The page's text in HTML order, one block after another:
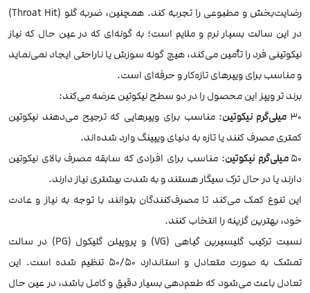
رضایت‌بخش و مطبوعی را تجربه کند. همچنین، ضربه گلو (Throat Hit)
در این سالت بسیار نرم و ملایم است؛ به گونه‌ای که در عین حال که نیاز
نیکوتینی فرد را تأمین می‌کند، هیچ گونه سوزش یا ناراحتی ایجاد نمی‌نماید
و مناسب برای ویپرهای تازه‌کار و حرفه‌ای است.
برند تر ویپز این محصول را در دو سطح نیکوتین عرضه می‌کند:
30 میلی‌گرم نیکوتین: مناسب برای ویپرهایی که ترجیح می‌دهند نیکوتین
کمتری مصرف کنند یا تازه به دنیای ویپینگ وارد شده‌اند.
50میلی‌گرم نیکوتین: مناسب برای افرادی که سابقه مصرف بالای نیکوتین
دارند یا در حال ترک سیگار هستند و به شدت بیشتری نیاز دارند.
این تنوع کمک می‌کند تا مصرف‌کنندگان بتوانند با توجه به نیاز و عادت
خود، بهترین گزینه را انتخاب کنند.
نسبت ترکیب گلیسیرین گیاهی (VG) و پروپیلن گلیکول (PG) در سالت
تمشک به صورت متعادل و استاندارد ۵۰/۵۰ تنظیم شده است. این
تعادل باعث می‌شود که طعم‌دهی بسیار دقیق و کامل باشد، در عین حال